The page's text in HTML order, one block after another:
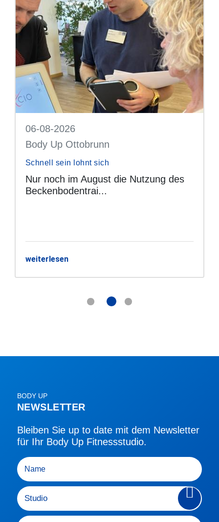
06-08-2026
Body Up Ottobrunn
Schnell sein lohnt sich
Nur noch im August die Nutzung des
Beckenbodentrai...
weiterlesen
BODY UP
NEWSLETTER
Bleiben Sie up to date mit dem Newsletter
für Ihr Body Up Fitnessstudio.